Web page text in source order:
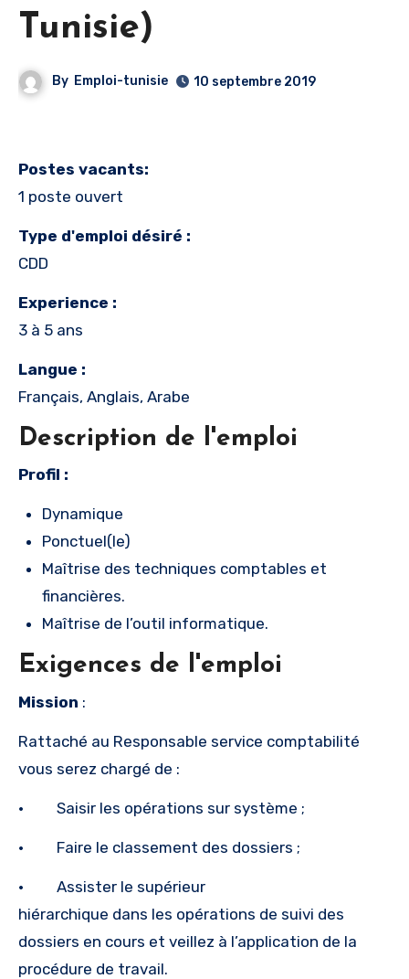
Tunisie)
By Emploi-tunisie 10 septembre 2019
Postes vacants:
1 poste ouvert
Type d'emploi désiré :
CDD
Experience :
3 à 5 ans
Langue :
Français, Anglais, Arabe
Description de l'emploi
Profil :
Dynamique
Ponctuel(le)
Maîtrise des techniques comptables et
financières.
Maîtrise de l’outil informatique.
Exigences de l'emploi
Mission :
Rattaché au Responsable service comptabilité
vous serez chargé de :
· Saisir les opérations sur système ;
· Faire le classement des dossiers ;
· Assister le supérieur
hiérarchique dans les opérations de suivi des
dossiers en cours et veillez à l’application de la
procédure de travail.